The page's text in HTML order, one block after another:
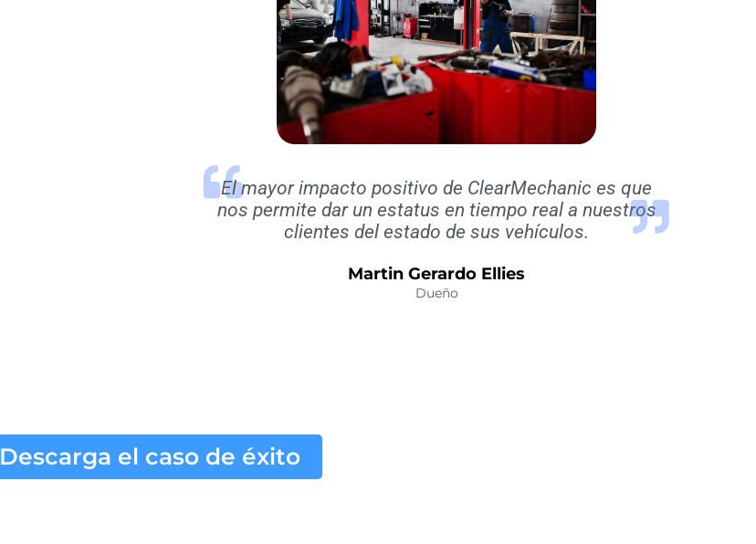
El mayor impacto positivo de ClearMechanic es que
nos permite dar un estatus en tiempo real a nuestros
clientes del estado de sus vehículos.
Martin Gerardo Ellies
Dueño
Descarga el caso de éxito